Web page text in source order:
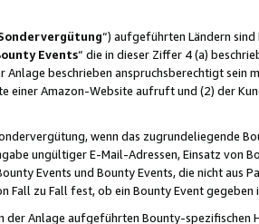
“) aufgeführten Ländern
Events“ die in dieser Ziffer 4 (a)
Anlage beschrieben anspruchsberechtigt sein
einer Amazon-Website aufruft und (2) der
wenn das zugrundeliegende
ungültiger E-Mail-Adressen, Einsatz von
Events und Bounty Events, die nicht
Fall zu Fall fest, ob ein Bounty Event
der Anlage aufgeführten Bounty-spezifischen